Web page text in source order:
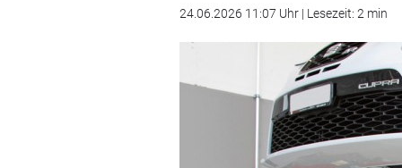
24.06.2026 11:07 Uhr | Lesezeit: 2 min